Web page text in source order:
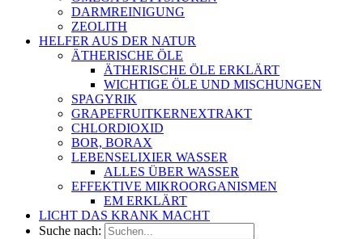
DARMREINIGUNG
ZEOLITH
HELFER AUS DER NATUR
ÄTHERISCHE ÖLE
ÄTHERISCHE ÖLE ERKLÄRT
WICHTIGE ÖLE UND MISCHUNGEN
SPAGYRIK
GRAPEFRUITKERNEXTRAKT
CHLORDIOXID
BOR, BORAX
LEBENSELIXIER WASSER
ALLES ÜBER WASSER
EFFEKTIVE MIKROORGANISMEN
EM ERKLÄRT
LICHT DAS KRANK MACHT
Suche nach: